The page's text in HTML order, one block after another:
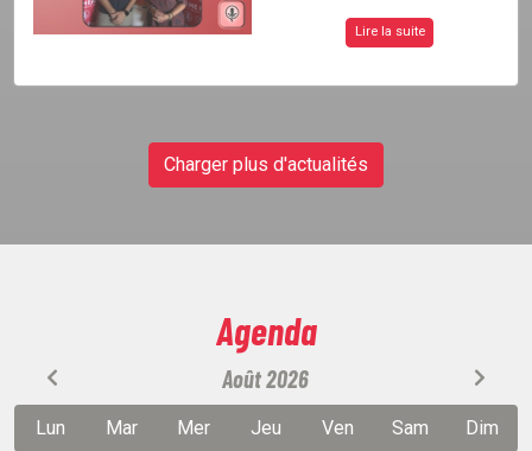
Lire la suite
Charger plus d'actualités
Agenda
Août 2026
Lun Mar Mer Jeu Ven Sam Dim